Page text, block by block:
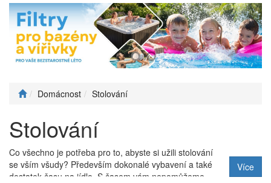
Domácnost Stolování
Stolování
Co všechno je potřeba pro to, abyste si užili stolování
se vším všudy? Především dokonalé vybavení a také
dostatek času na jídlo. S časem vám nepomůžeme,
Více